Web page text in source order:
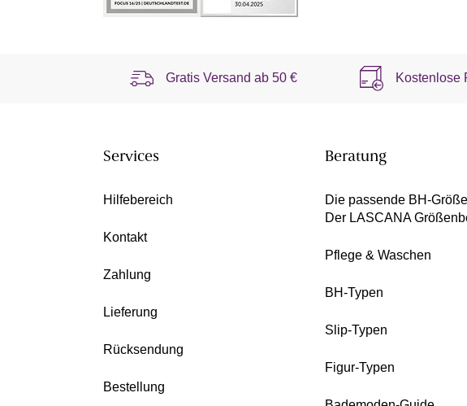
Gratis Versand ab50 € Kostenlose
Services
Hilfebereich
Kontakt
Zahlung
Lieferung
Rücksendung
Bestellung
Beratung
Die passende BH-
Der LASCANA
Pflege & Waschen
BH-Typen
Slip-Typen
Figur-Typen